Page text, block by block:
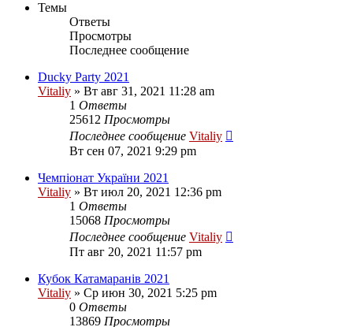
Темы
Ответы
Просмотры
Последнее сообщение
Ducky Party 2021
Vitaliy » Вт авг 31, 2021 11:28 am
1 Ответы
25612 Просмотры
Последнее сообщение Vitaliy
Вт сен 07, 2021 9:29 pm
Чемпіонат України 2021
Vitaliy » Вт июл 20, 2021 12:36 pm
1 Ответы
15068 Просмотры
Последнее сообщение Vitaliy
Пт авг 20, 2021 11:57 pm
Кубок Катамаранів 2021
Vitaliy » Ср июн 30, 2021 5:25 pm
0 Ответы
13869 Просмотры